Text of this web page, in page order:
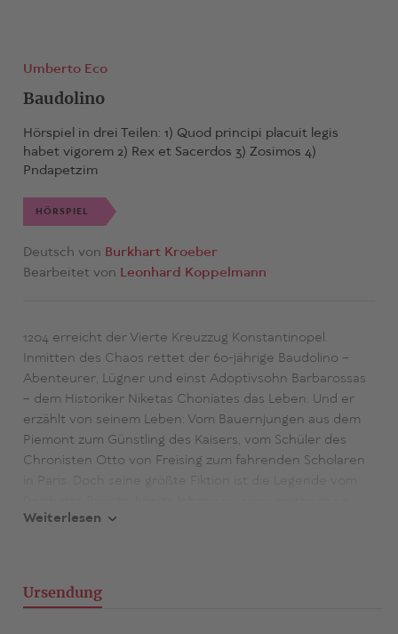
Umberto Eco
Baudolino
Hörspiel in drei Teilen: 1) Quod principi placuit legis
habet vigorem 2) Rex et Sacerdos 3) Zosimos 4)
Pndapetzim
HÖRSPIEL
Deutsch von Burkhart Kroeber
Bearbeitet von Leonhard Koppelmann
1204 erreicht der Vierte Kreuzzug Konstantinopel.
Inmitten des Chaos rettet der 60-jährige Baudolino –
Abenteurer, Lügner und einst Adoptivsohn Barbarossas
– dem Historiker Niketas Choniates das Leben. Und er
erzählt von seinem Leben: Vom Bauernjungen aus dem
Piemont zum Günstling des Kaisers, vom Schüler des
Chronisten Otto von Freising zum fahrenden Scholaren
in Paris. Doch seine größte Fiktion ist die Legende vom
christlichen Paradieses im Osten. Ein Schelmenroman
Weiterlesen
Ursendung